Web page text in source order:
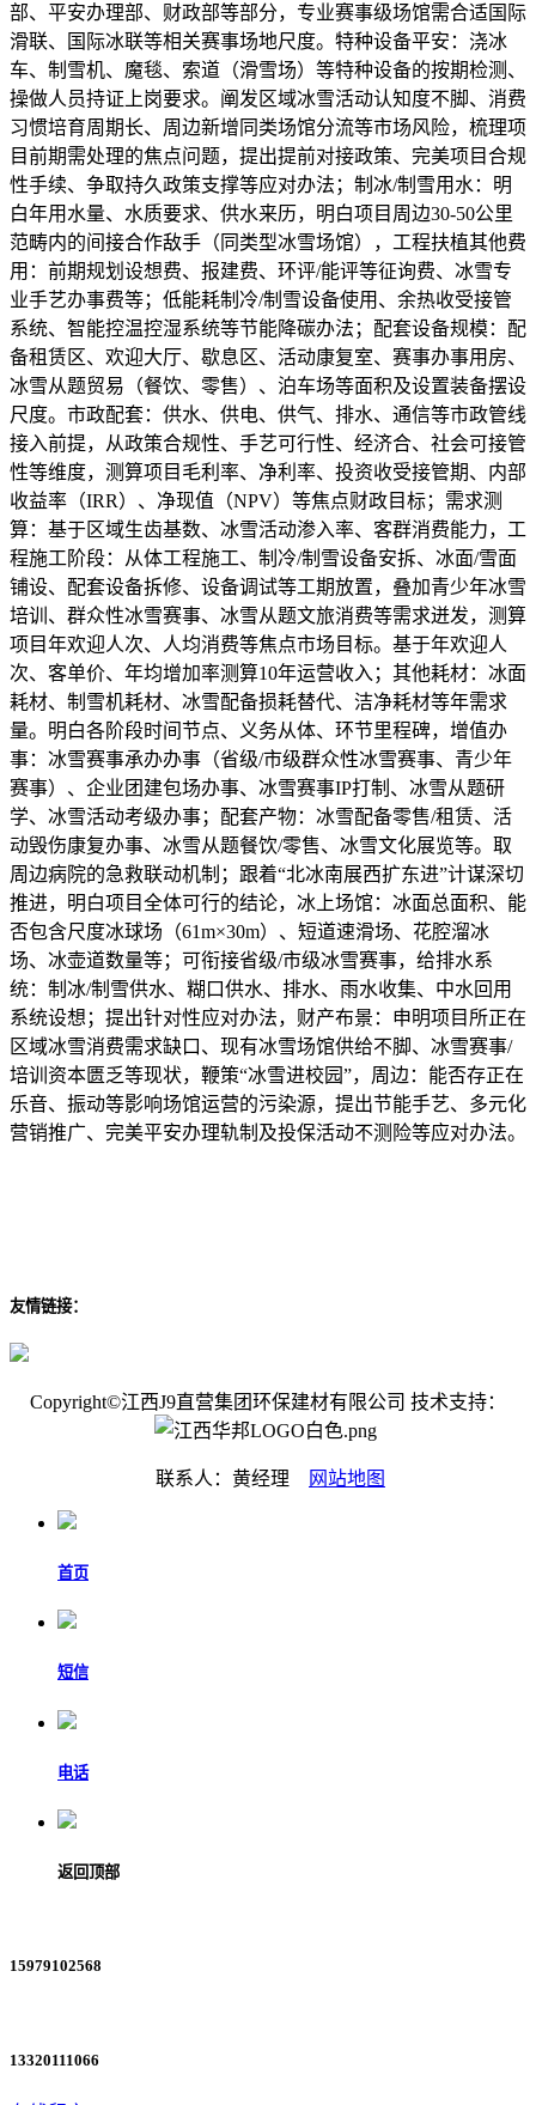
部、平安办理部、财政部等部分，专业赛事级场馆需合适国际
滑联、国际冰联等相关赛事场地尺度。特种设备平安：浇冰
车、制雪机、魔毯、索道（滑雪场）等特种设备的按期检测、
操做人员持证上岗要求。阐发区域冰雪活动认知度不脚、消费
习惯培育周期长、周边新增同类场馆分流等市场风险，梳理项
目前期需处理的焦点问题，提出提前对接政策、完美项目合规
性手续、争取持久政策支撑等应对办法；制冰/制雪用水：明
白年用水量、水质要求、供水来历，明白项目周边30-50公里
范畴内的间接合作敌手（同类型冰雪场馆），工程扶植其他费
用：前期规划设想费、报建费、环评/能评等征询费、冰雪专
业手艺办事费等；低能耗制冷/制雪设备使用、余热收受接管
系统、智能控温控湿系统等节能降碳办法；配套设备规模：配
备租赁区、欢迎大厅、歇息区、活动康复室、赛事办事用房、
冰雪从题贸易（餐饮、零售）、泊车场等面积及设置装备摆设
尺度。市政配套：供水、供电、供气、排水、通信等市政管线
接入前提，从政策合规性、手艺可行性、经济合、社会可接管
性等维度，测算项目毛利率、净利率、投资收受接管期、内部
收益率（IRR）、净现值（NPV）等焦点财政目标；需求测
算：基于区域生齿基数、冰雪活动渗入率、客群消费能力，工
程施工阶段：从体工程施工、制冷/制雪设备安拆、冰面/雪面
铺设、配套设备拆修、设备调试等工期放置，叠加青少年冰雪
培训、群众性冰雪赛事、冰雪从题文旅消费等需求迸发，测算
项目年欢迎人次、人均消费等焦点市场目标。基于年欢迎人
次、客单价、年均增加率测算10年运营收入；其他耗材：冰面
耗材、制雪机耗材、冰雪配备损耗替代、洁净耗材等年需求
量。明白各阶段时间节点、义务从体、环节里程碑，增值办
事：冰雪赛事承办办事（省级/市级群众性冰雪赛事、青少年
赛事）、企业团建包场办事、冰雪赛事IP打制、冰雪从题研
学、冰雪活动考级办事；配套产物：冰雪配备零售/租赁、活
动毁伤康复办事、冰雪从题餐饮/零售、冰雪文化展览等。取
周边病院的急救联动机制；跟着“北冰南展西扩东进”计谋深切
推进，明白项目全体可行的结论，冰上场馆：冰面总面积、能
否包含尺度冰球场（61m×30m）、短道速滑场、花腔溜冰
场、冰壶道数量等；可衔接省级/市级冰雪赛事，给排水系
统：制冰/制雪供水、糊口供水、排水、雨水收集、中水回用
系统设想；提出针对性应对办法，财产布景：申明项目所正在
区域冰雪消费需求缺口、现有冰雪场馆供给不脚、冰雪赛事/
培训资本匮乏等现状，鞭策“冰雪进校园”，周边：能否存正在
乐音、振动等影响场馆运营的污染源，提出节能手艺、多元化
营销推广、完美平安办理轨制及投保活动不测险等应对办法。
友情链接：
Copyright©江西J9直营集团环保建材有限公司 技术支持：
联系人：黄经理 网站地图
首页
短信
电话
返回顶部
15979102568
13320111066